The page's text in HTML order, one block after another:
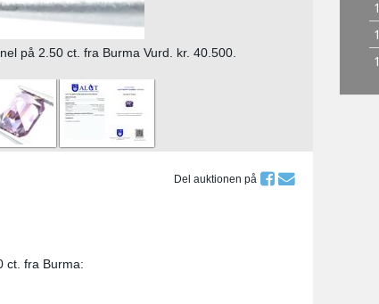
på 2.50 ct. fra Burma Vurd. kr. 40.500.
Del auktionen på
ct. fra Burma: